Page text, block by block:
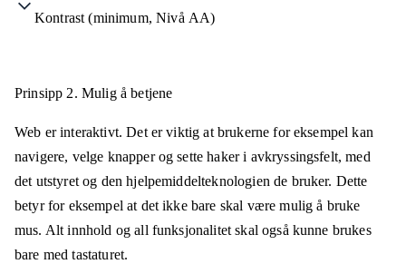
Kontrast (minimum, Nivå AA)
Prinsipp 2. Mulig å betjene
Web er interaktivt. Det er viktig at brukerne for eksempel kan
navigere, velge knapper og sette haker i avkryssingsfelt, med
det utstyret og den hjelpemiddelteknologien de bruker. Dette
betyr for eksempel at det ikke bare skal være mulig å bruke
mus. Alt innhold og all funksjonalitet skal også kunne brukes
bare med tastaturet.